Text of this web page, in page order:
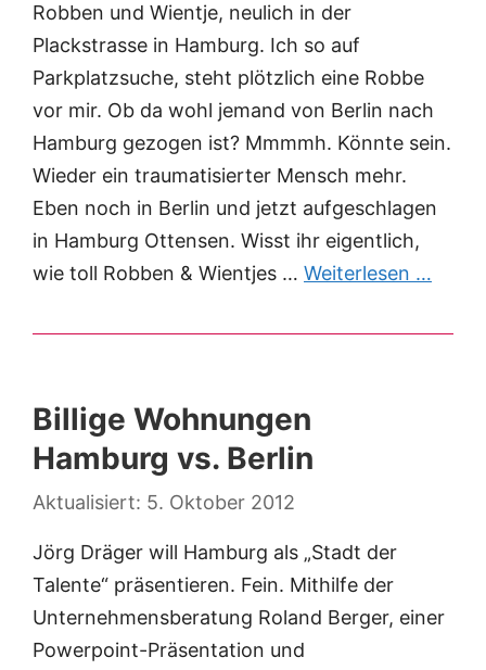
Robben und Wientje, neulich in der
Plackstrasse in Hamburg. Ich so auf
Parkplatzsuche, steht plötzlich eine Robbe
vor mir. Ob da wohl jemand von Berlin nach
Hamburg gezogen ist? Mmmmh. Könnte sein.
Wieder ein traumatisierter Mensch mehr.
Eben noch in Berlin und jetzt aufgeschlagen
in Hamburg Ottensen. Wisst ihr eigentlich,
wie toll Robben & Wientjes … Weiterlesen …
Billige Wohnungen
Hamburg vs. Berlin
5. Oktober 2012
Jörg Dräger will Hamburg als „Stadt der
Talente“ präsentieren. Fein. Mithilfe der
Unternehmensberatung Roland Berger, einer
Powerpoint-Präsentation und